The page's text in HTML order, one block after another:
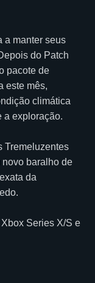
a manter seus
do Patch
pacote de
este mês,
climática
a exploração.
Tremeluzentes
baralho de
da
Series X/S e